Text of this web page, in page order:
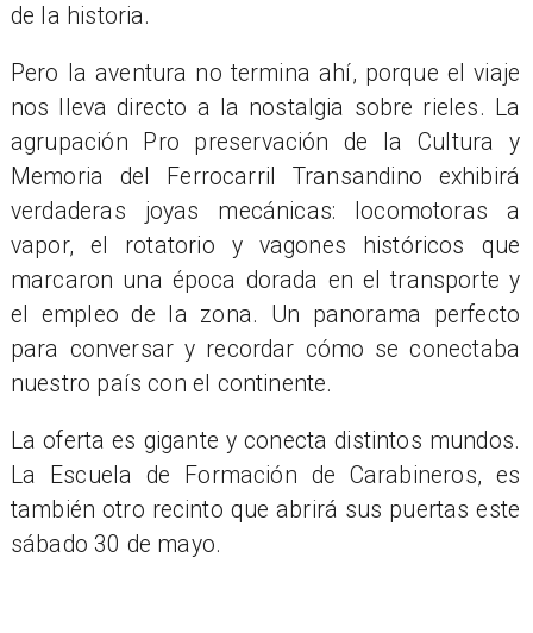
de la historia.
Pero la aventura no termina ahí, porque el viaje
nos lleva directo a la nostalgia sobre rieles. La
agrupación Pro preservación de la Cultura y
Memoria del Ferrocarril Transandino exhibirá
verdaderas joyas mecánicas: locomotoras a
vapor, el rotatorio y vagones históricos que
marcaron una época dorada en el transporte y
el empleo de la zona. Un panorama perfecto
para conversar y recordar cómo se conectaba
nuestro país con el continente.
La oferta es gigante y conecta distintos mundos.
La Escuela de Formación de Carabineros, es
también otro recinto que abrirá sus puertas este
sábado 30 de mayo.